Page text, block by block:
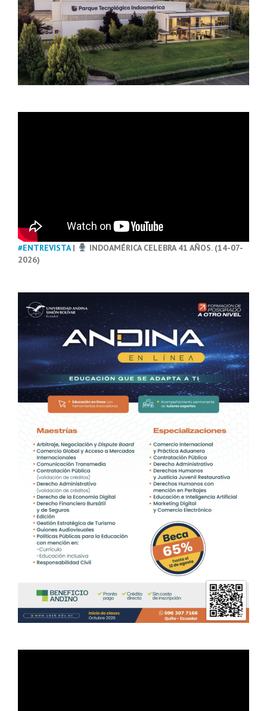
#ENTREVISTA|
INDOAMÉRICA CELEBRA 41 AÑOS. (14-07-
2026)